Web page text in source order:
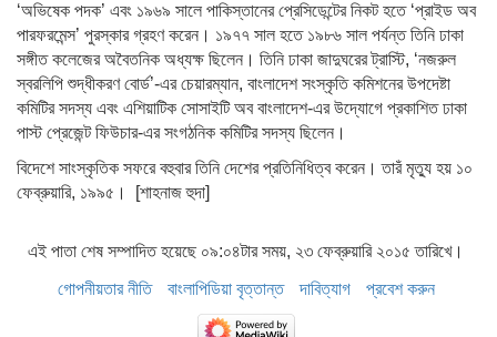
‘অভিষেক পদক’ এবং ১৯৬৯ সালে পাকিস্তানের প্রেসিডেন্টের নিকট হতে ‘প্রাইড অব
পারফরমেন্স’ পুরস্কার গ্রহণ করেন। ১৯৭৭ সাল হতে ১৯৮৬ সাল পর্যন্ত তিনি ঢাকা
সঙ্গীত কলেজের অবৈতনিক অধ্যক্ষ ছিলেন। তিনি ঢাকা জাদুঘরের ট্রাস্টি, ‘নজরুল
স্বরলিপি শুদ্ধীকরণ বোর্ড’-এর চেয়ারম্যান, বাংলাদেশ সংস্কৃতি কমিশনের উপদেষ্টা
কমিটির সদস্য এবং এশিয়াটিক সোসাইটি অব বাংলাদেশ-এর উদ্যোগে প্রকাশিত ঢাকা
পাস্ট প্রেজেন্ট ফিউচার-এর সংগঠনিক কমিটির সদস্য ছিলেন।
বিদেশে সাংস্কৃতিক সফরে বহুবার তিনি দেশের প্রতিনিধিত্ব করেন। তারঁ মৃত্যু হয় ১০
ফেব্রুয়ারি, ১৯৯৫। [শাহনাজ হুদা]
এই পাতা শেষ সম্পাদিত হয়েছে ০৯:০৪টার সময়, ২৩ ফেব্রুয়ারি ২০১৫ তারিখে।
গোপনীয়তার নীতি
বাংলাপিডিয়া বৃত্তান্ত দাবিত্যাগ প্রবেশ করুন